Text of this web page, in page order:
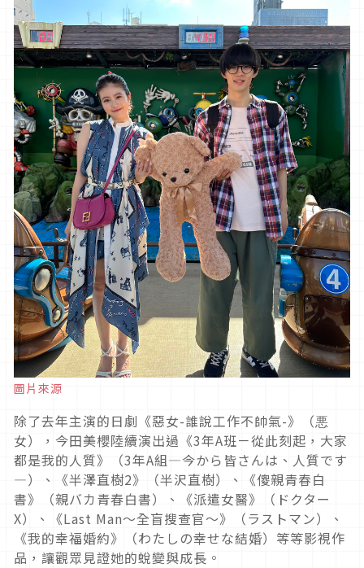
圖片來源
除了去年主演的日劇《惡女-誰說工作不帥氣-》（悪
女），今田美櫻陸續演出過《3年A班－從此刻起，大家
都是我的人質》（3年A組―今から皆さんは、人質です
―）、《半澤直樹2》（半沢直樹）、《傻親青春白
書》（親バカ青春白書）、《派遣女醫》（ドクター
X）、《Last Man～全盲搜查官～》（ラストマン）、
《我的幸福婚約》（わたしの幸せな結婚）等等影視作
品，讓觀眾見證她的蛻變與成長。